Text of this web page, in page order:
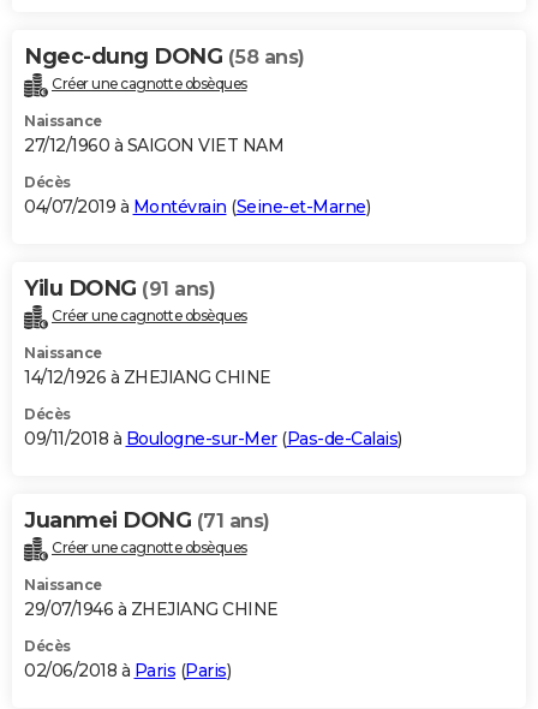
Ngec-dung DONG (58 ans)
Créer une cagnotte obsèques
Naissance
27/12/1960 à SAIGON VIET NAM
Décès
04/07/2019 à Montévrain (Seine-et-Marne)
Yilu DONG (91 ans)
Créer une cagnotte obsèques
Naissance
14/12/1926 à ZHEJIANG CHINE
Décès
09/11/2018 à Boulogne-sur-Mer(Pas-de-Calais)
Juanmei DONG (71 ans)
Créer une cagnotte obsèques
Naissance
29/07/1946 à ZHEJIANG CHINE
Décès
02/06/2018 à Paris (Paris)